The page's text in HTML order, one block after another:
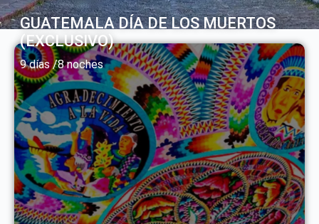
GUATEMALA DÍA DE LOS MUERTOS
(EXCLUSIVO)
9 días /8 noches